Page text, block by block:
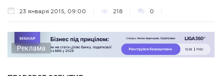
23 января 2015, 09:00 218 0
Реклама